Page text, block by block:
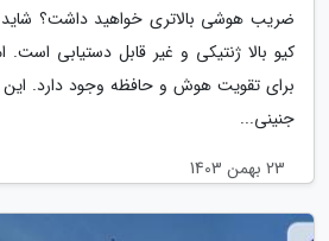
ضریب هوشی بالاتری خواهید داشت؟
کیو بالا ژنتیکی و غیر قابل دستیابی
برای تقویت هوش و حافظه وجود دارد. این
جنینی...
23 بهمن 1403